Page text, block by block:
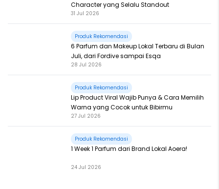
Character yang Selalu Standout
31 Jul 2026
Produk Rekomendasi
6 Parfum dan Makeup Lokal Terbaru di Bulan
Juli, dari Fordive sampai Esqa
28 Jul 2026
Produk Rekomendasi
Lip Product Viral Wajib Punya & Cara Memilih
Warna yang Cocok untuk Bibirmu
27 Jul 2026
Produk Rekomendasi
1 Week 1 Parfum dari Brand Lokal Aoera!
24 Jul 2026